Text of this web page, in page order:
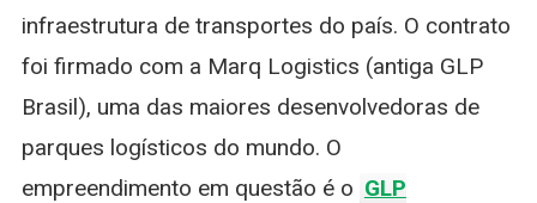
infraestrutura de transportes do país. O contrato
foi firmado com a Marq Logistics (antiga GLP
Brasil), uma das maiores desenvolvedoras de
parques logísticos do mundo. O
empreendimento em questão é o GLP